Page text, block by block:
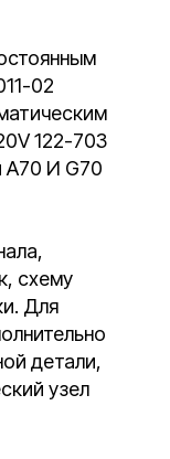
02
122-703
A70 И G70
схему
Для
детали,
узел